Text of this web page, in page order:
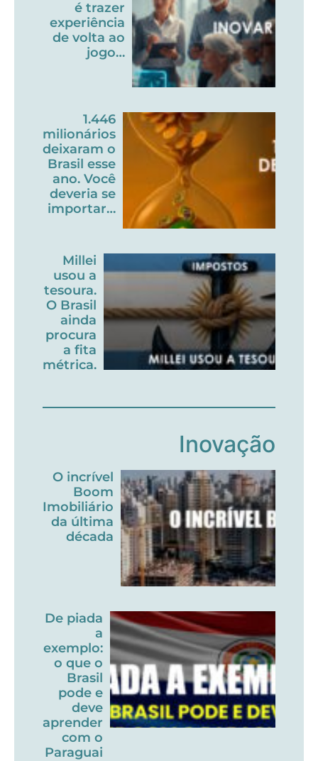
é trazer
experiência
de volta ao
jogo…
1.446
milionários
deixaram o
Brasil esse
ano. Você
deveria se
importar…
Millei
usou a
tesoura.
O Brasil
ainda
procura
a fita
métrica.
Inovação
O incrível
Boom
Imobiliário
da última
década
De piada
a
exemplo:
o que o
Brasil
pode e
deve
aprender
com o
Paraguai